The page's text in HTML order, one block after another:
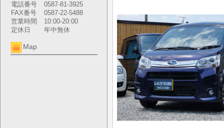
電話番号
0587-81-3925
FAX番号
0587-22-5488
営業時間
10:00-20:00
定休日
年中無休
Map